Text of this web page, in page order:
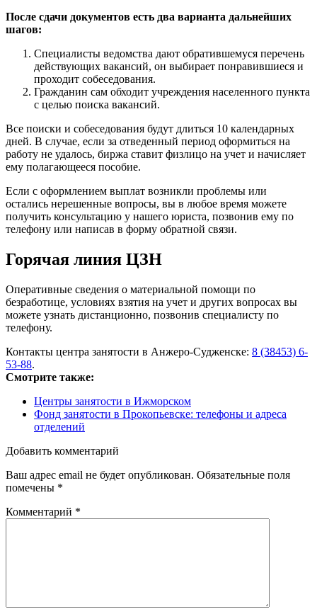
После сдачи документов есть два варианта дальнейших
шагов:
Специалисты ведомства дают обратившемуся перечень
действующих вакансий, он выбирает понравившиеся и
проходит собеседования.
Гражданин сам обходит учреждения населенного пункта
с целью поиска вакансий.
Все поиски и собеседования будут длиться 10 календарных
дней. В случае, если за отведенный период оформиться на
работу не удалось, биржа ставит физлицо на учет и начисляет
ему полагающееся пособие.
Если с оформлением выплат возникли проблемы или
остались нерешенные вопросы, вы в любое время можете
получить консультацию у нашего юриста, позвонив ему по
телефону или написав в форму обратной связи.
Горячая линия ЦЗН
Оперативные сведения о материальной помощи по
безработице, условиях взятия на учет и других вопросах вы
можете узнать дистанционно, позвонив специалисту по
телефону.
Контакты центра занятости в Анжеро-Судженске: 8 (38453) 6-
53-88.
Смотрите также:
Центры занятости в Ижморском
Фонд занятости в Прокопьевске: телефоны и адреса
отделений
Добавить комментарий
Ваш адрес email не будет опубликован. Обязательные поля
помечены *
Комментарий *